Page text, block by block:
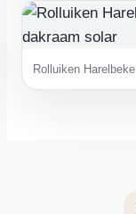
Rolluiken